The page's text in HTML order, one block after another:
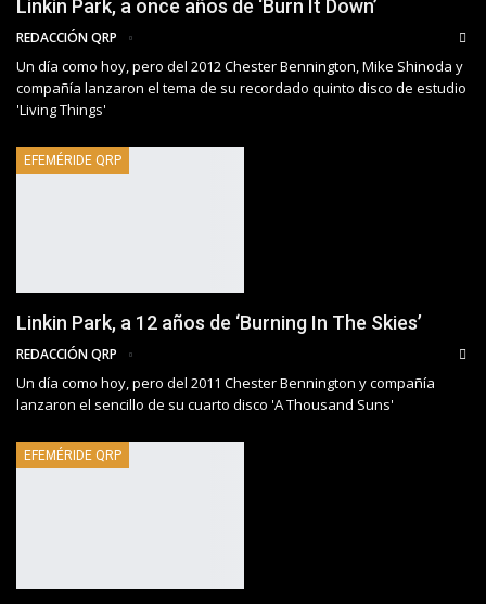
Linkin Park, a once años de ‘Burn It Down’
REDACCIÓN QRP
Un día como hoy, pero del 2012 Chester Bennington, Mike Shinoda y
compañía lanzaron el tema de su recordado quinto disco de estudio
'Living Things'
EFEMÉRIDE QRP
Linkin Park, a 12 años de ‘Burning In The Skies’
REDACCIÓN QRP
Un día como hoy, pero del 2011 Chester Bennington y compañía
lanzaron el sencillo de su cuarto disco 'A Thousand Suns'
EFEMÉRIDE QRP